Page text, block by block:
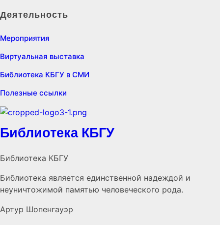
Деятельность
Мероприятия
Виртуальная выставка
Библиотека КБГУ в СМИ
Полезные ссылки
Библиотека КБГУ
Библиотека КБГУ
Библиотека является единственной надеждой и
неуничтожимой памятью человеческого рода.
Артур Шопенгауэр